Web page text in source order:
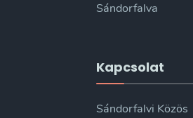
Sándorfalva
Kapcsolat
Sándorfalvi Közös